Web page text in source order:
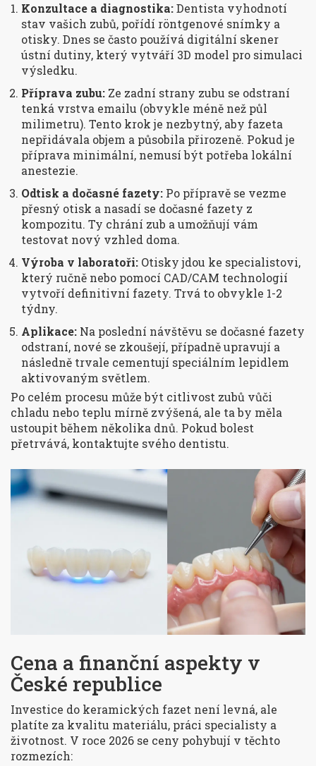
Konzultace a diagnostika:Dentista vyhodnotí
stav vašich zubů, pořídí röntgenové snímky a
otisky. Dnes se často používá digitální skener
ústní dutiny, který vytváří 3D model pro simulaci
výsledku.
Příprava zubu: Ze zadní strany zubu se odstraní
tenká vrstva emailu (obvykle méně než půl
milimetru). Tento krok je nezbytný, aby fazeta
nepřidávala objem a působila přirozeně. Pokud je
příprava minimální, nemusí být potřeba lokální
anestezie.
Odtisk a dočasné fazety: Po přípravě se vezme
přesný otisk a nasadí se dočasné fazety z
kompozitu. Ty chrání zub a umožňují vám
testovat nový vzhled doma.
Výroba v laboratoři: Otisky jdou ke specialistovi,
který ručně nebo pomocí CAD/CAM technologií
vytvoří definitivní fazety. Trvá to obvykle 1-2
týdny.
Aplikace: Na poslední návštěvu se dočasné fazety
odstraní, nové se zkoušejí, případně upravují a
následně trvale cementují speciálním lepidlem
aktivovaným světlem.
Po celém procesu může být citlivost zubů vůči
chladu nebo teplu mírně zvýšená, ale ta by měla
ustoupit během několika dnů. Pokud bolest
přetrvává, kontaktujte svého dentistu.
Cena a finanční aspekty v
České republice
Investice do keramických fazet není levná, ale
platíte za kvalitu materiálu, práci specialisty a
životnost. V roce 2026 se ceny pohybují v těchto
rozmezích: